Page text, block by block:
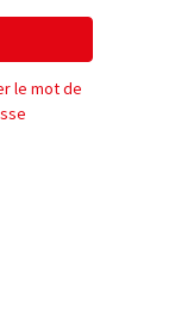
le mot de